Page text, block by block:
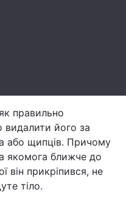
правильно
видалити його за
або щипців. Причому
якомога ближче до
він прикріпився, не
тіло.